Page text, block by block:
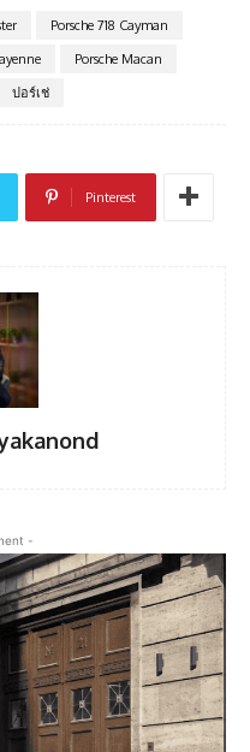
Porsche 718 Cayman
Porsche Macan
ปอร์เช่
Pinterest
-